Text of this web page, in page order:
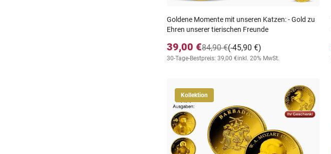
Goldene Momente mit unseren Katzen: - Gold zu
Ehren unserer tierischen Freunde
39,00 € (-45,90 €)
84,90 €
30-Tage-Bestpreis: 39,00 €inkl. 20% MwSt.
Kollektion